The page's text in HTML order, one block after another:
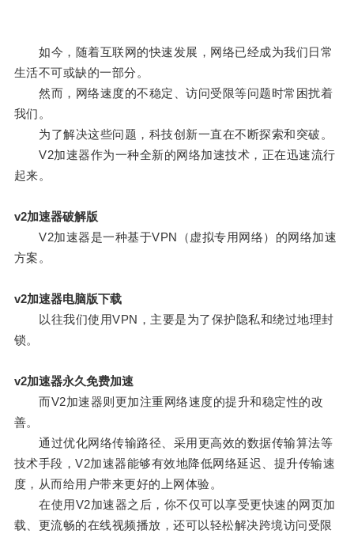
如今，随着互联网的快速发展，网络已经成为我们日常
生活不可或缺的一部分。
然而，网络速度的不稳定、访问受限等问题时常困扰着
我们。
为了解决这些问题，科技创新一直在不断探索和突破。
V2加速器作为一种全新的网络加速技术，正在迅速流行
起来。
v2加速器破解版
V2加速器是一种基于VPN（虚拟专用网络）的网络加速
方案。
v2加速器电脑版下载
以往我们使用VPN，主要是为了保护隐私和绕过地理封
锁。
v2加速器永久免费加速
而V2加速器则更加注重网络速度的提升和稳定性的改
善。
通过优化网络传输路径、采用更高效的数据传输算法等
技术手段，V2加速器能够有效地降低网络延迟、提升传输速
度，从而给用户带来更好的上网体验。
在使用V2加速器之后，你不仅可以享受更快速的网页加
载、更流畅的在线视频播放，还可以轻松解决跨境访问受限